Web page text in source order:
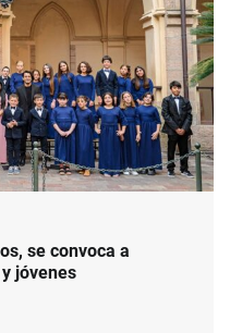
se convoca a
jóvenes